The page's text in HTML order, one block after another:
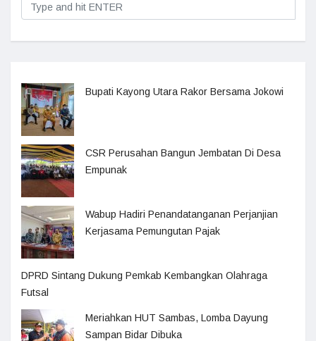
Bupati Kayong Utara Rakor Bersama Jokowi
CSR Perusahan Bangun Jembatan Di Desa
Empunak
Wabup Hadiri Penandatanganan Perjanjian
Kerjasama Pemungutan Pajak
DPRD Sintang Dukung Pemkab Kembangkan Olahraga
Futsal
Meriahkan HUT Sambas, Lomba Dayung
Sampan Bidar Dibuka